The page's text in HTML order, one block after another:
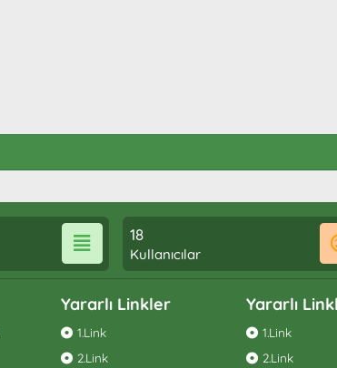
18
Kullanıcılar
Yararlı Linkler
1.Link
2.Link
Yararlı
1.Link
2.Link